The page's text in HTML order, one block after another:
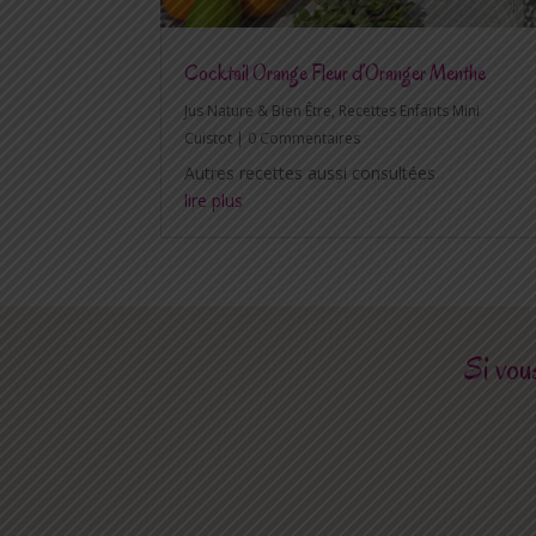
Cocktail Orange Fleur d’Oranger Menthe
Jus Nature & Bien Être, Recettes Enfants Mini
Cuistot | 0 Commentaires
Autres recettes aussi consultées
lire plus
Si